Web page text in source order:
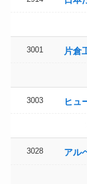
3001 片倉
3003 ヒュ
3028 アル